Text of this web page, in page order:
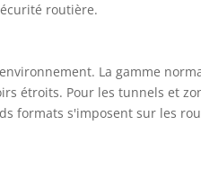
routière.
La gamme
étroits. Pour les tunnels et
formats s'imposent sur les